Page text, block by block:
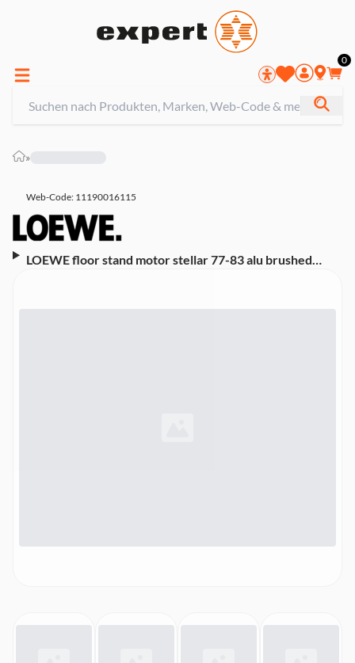
0
»
Web-Code: 11190016115
LOEWE floor stand motor stellar 77-83 alu brushed